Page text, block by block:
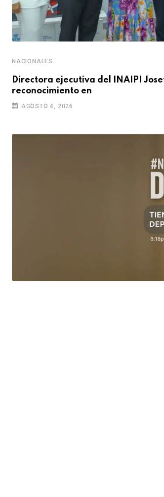
NACIONALES
Directora ejecutiva del INAIPI
reconocimiento en
AGOSTO 4, 2026